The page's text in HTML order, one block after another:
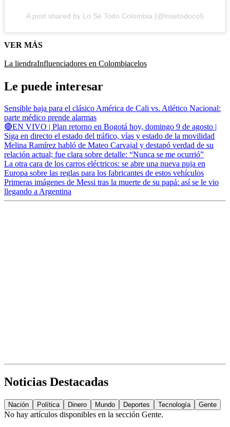
A post shared by Lo Sé Todo Colombia (@losetodocol)
VER MÁS
La liendraInfluenciadores en Colombiacelos
Le puede interesar
Sensible baja para el clásico América de Cali vs. Atlético Nacional:
parte médico prende alarmas
🔴EN VIVO | Plan retorno en Bogotá hoy, domingo 9 de agosto |
Siga en directo el estado del tráfico, vías y estado de la movilidad
Melina Ramírez habló de Mateo Carvajal y destapó verdad de su
relación actual; fue clara sobre detalle: “Nunca se me ocurrió”
La otra cara de los carros eléctricos: se abre una nueva puja en
Europa sobre las reglas para los fabricantes de estos vehículos
Primeras imágenes de Messi tras la muerte de su papá: así se le vio
llegando a Argentina
Noticias Destacadas
Nación Política Dinero Mundo Deportes Tecnología Gente
No hay artículos disponibles en la sección Gente.